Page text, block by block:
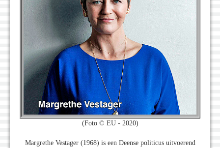
(Foto © EU - 2020)
Margrethe Vestager (1968) is een Deense politicus uitvoerend